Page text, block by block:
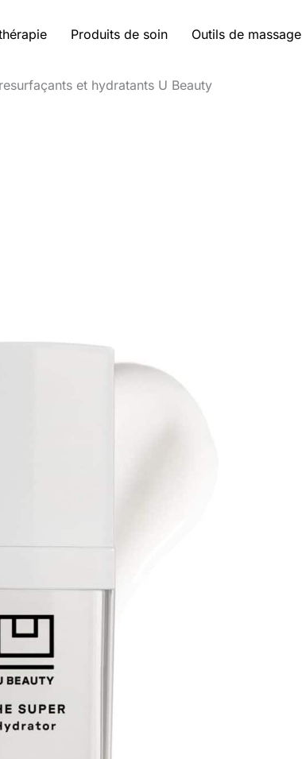
Produits de soin Outils de massage
et hydratants U Beauty